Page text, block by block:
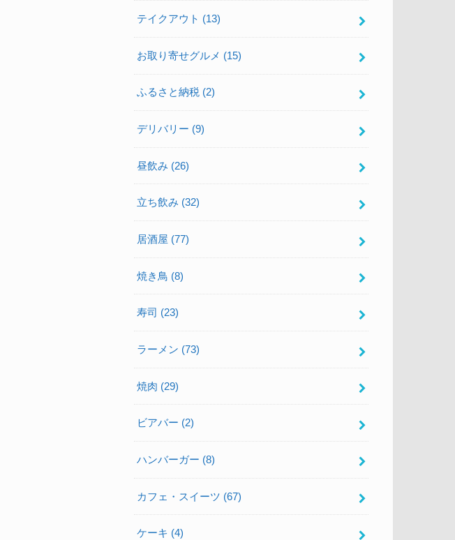
テイクアウト (13)
お取り寄せグルメ (15)
ふるさと納税 (2)
デリバリー (9)
昼飲み (26)
立ち飲み (32)
居酒屋 (77)
焼き鳥 (8)
寿司 (23)
ラーメン (73)
焼肉 (29)
ビアバー (2)
ハンバーガー (8)
カフェ・スイーツ (67)
ケーキ (4)